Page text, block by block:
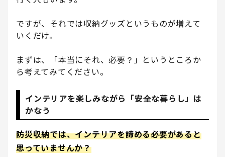
ですが、それでは収納グッズというものが増えて
いくだけ。
まずは、「本当にそれ、必要？」というところか
ら考えてみてください。
インテリアを楽しみながら「安全な暮らし」は
かなう
防災収納では、インテリアを諦める必要があると
思っていませんか？